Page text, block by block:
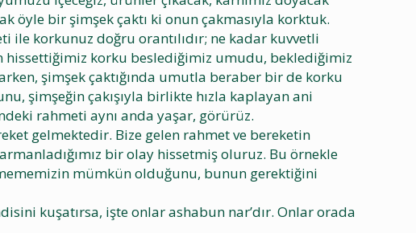
öyle bir şimşek çaktı ki onun çakmasıyla korktuk.
ile korkunuz doğru orantılıdır; ne kadar kuvvetli
hissettiğimiz korku beslediğimiz umudu, beklediğimiz
şimşek çaktığında umutla beraber bir de korku
şimşeğin çakışıyla birlikte hızla kaplayan ani
rahmeti aynı anda yaşar, görürüz.
gelmektedir. Bize gelen rahmet ve bereketin
bir olay hissetmiş oluruz. Bu örnekle
mümkün olduğunu, bunun gerektiğini
kuşatırsa, işte onlar ashabun nar’dır. Onlar orada